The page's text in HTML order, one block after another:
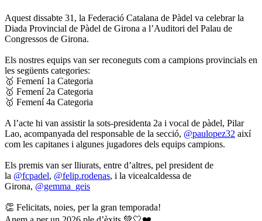
Aquest dissabte 31, la Federació Catalana de Pàdel va celebrar la
Diada Provincial de Pàdel de Girona a l’Auditori del Palau de
Congressos de Girona.
Els nostres equips van ser reconeguts com a campions provincials en
les següents categories:
🥇 Femení 1a Categoria
🥇 Femení 2a Categoria
🥇 Femení 4a Categoria
A l’acte hi van assistir la sots-presidenta 2a i vocal de pàdel, Pilar
Lao, acompanyada del responsable de la secció, @paulopez32 així
com les capitanes i algunes jugadores dels equips campions.
Els premis van ser lliurats, entre d’altres, pel president de
la @fcpadel, @felip.rodenas, i la vicealcaldessa de
Girona, @gemma_geis
👏 Felicitats, noies, per la gran temporada!